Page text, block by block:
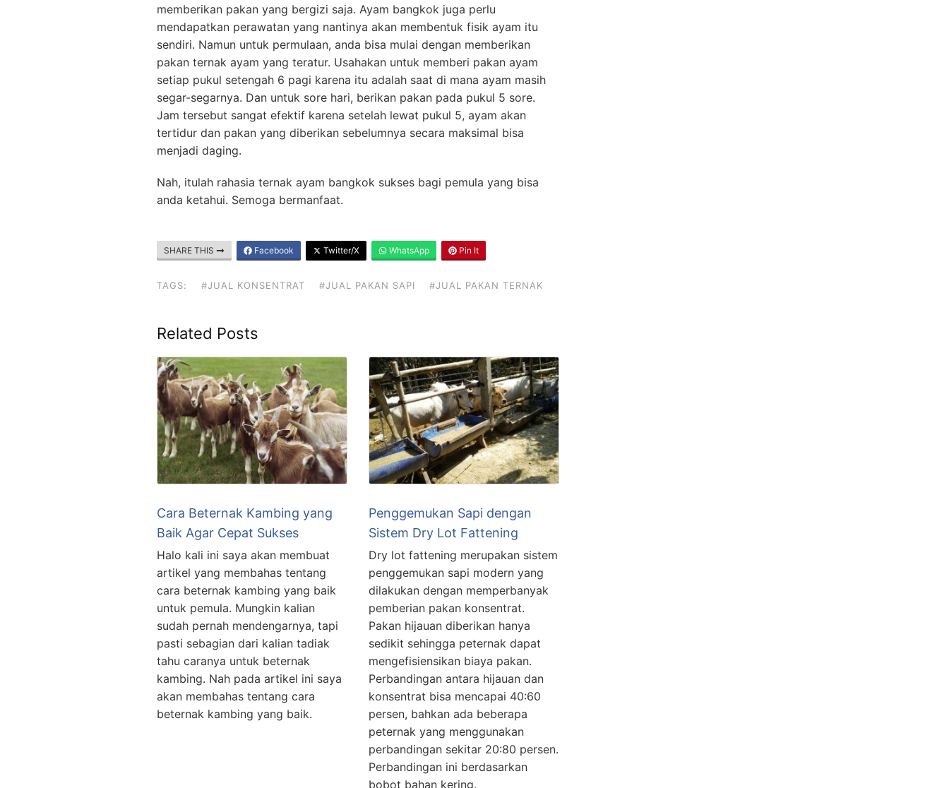
memberikan pakan yang bergizi saja. Ayam bangkok juga perlu
mendapatkan perawatan yang nantinya akan membentuk fisik ayam itu
sendiri. Namun untuk permulaan, anda bisa mulai dengan memberikan
pakan ternak ayam yang teratur. Usahakan untuk memberi pakan ayam
setiap pukul setengah 6 pagi karena itu adalah saat di mana ayam masih
segar-segarnya. Dan untuk sore hari, berikan pakan pada pukul 5 sore.
Jam tersebut sangat efektif karena setelah lewat pukul 5, ayam akan
tertidur dan pakan yang diberikan sebelumnya secara maksimal bisa
menjadi daging.
Nah, itulah rahasia ternak ayam bangkok sukses bagi pemula yang bisa
anda ketahui. Semoga bermanfaat.
SHARE THIS Facebook Twitter/X WhatsApp Pin It
TAGS: #JUAL KONSENTRAT #JUAL PAKAN SAPI #JUAL PAKAN TERNAK
Related Posts
Cara Beternak Kambing yang
Baik Agar Cepat Sukses
Halo kali ini saya akan membuat
artikel yang membahas tentang
cara beternak kambing yang baik
untuk pemula. Mungkin kalian
sudah pernah mendengarnya, tapi
pasti sebagian dari kalian tadiak
tahu caranya untuk beternak
kambing. Nah pada artikel ini saya
akan membahas tentang cara
beternak kambing yang baik.
Penggemukan Sapi dengan
Sistem Dry Lot Fattening
Dry lot fattening merupakan sistem
penggemukan sapi modern yang
dilakukan dengan memperbanyak
pemberian pakan konsentrat.
Pakan hijauan diberikan hanya
sedikit sehingga peternak dapat
mengefisiensikan biaya pakan.
Perbandingan antara hijauan dan
konsentrat bisa mencapai 40:60
persen, bahkan ada beberapa
peternak yang menggunakan
perbandingan sekitar 20:80 persen.
Perbandingan ini berdasarkan
bobot bahan kering.